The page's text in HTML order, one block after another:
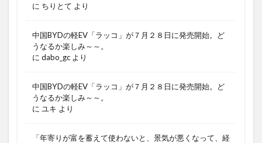
に ちりとて より
中国BYDの軽EV「ラッコ」が７月２８日に発売開始。ど
うなるか楽しみ～～。
に dabo_gc より
中国BYDの軽EV「ラッコ」が７月２８日に発売開始。ど
うなるか楽しみ～～。
に ユキ より
「年寄りが富を蓄えて使わないと、景気が悪くなって、経